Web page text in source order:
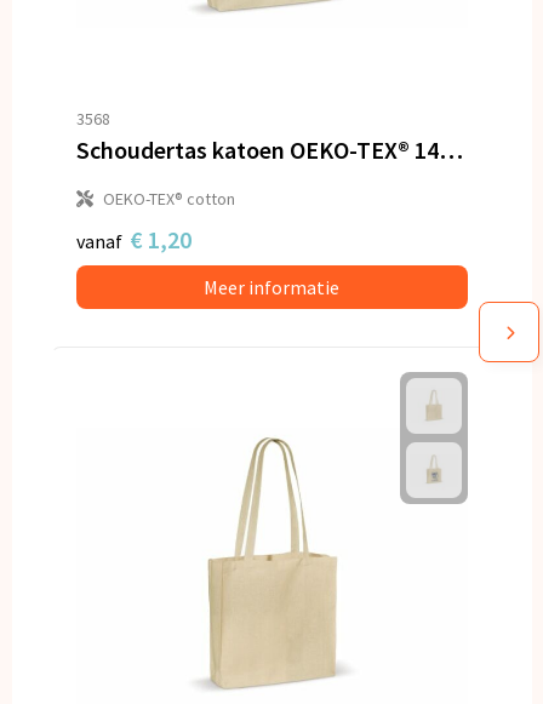
3568
Schoudertas katoen OEKO-TEX® 140g/m² 38x10x42cm
OEKO-TEX® cotton
vanaf € 1,20
Meer informatie